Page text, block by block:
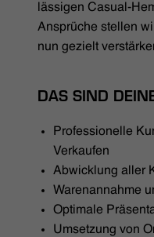
lässigen Casual-
Ansprüche stellen
nun gezielt
DAS SIND
Professionelle
Verkaufen
Abwicklung aller
Warenannahme
Optimale
Umsetzung von